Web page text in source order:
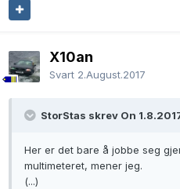
X10an
Svart 2.August.2017
StorStas skrev On
Her er det bare å jobbe seg
multimeteret, mener jeg.
(...)